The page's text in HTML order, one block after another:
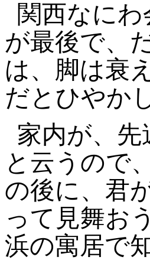
関西なに
が最後で、
は、脚は衰
だとひやか
家内が、
と云うので
の後に、君
って見舞お
浜の寓居で